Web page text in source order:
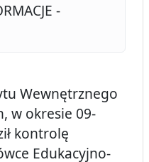
-
Wewnętrznego
w okresie 09-
kontrolę
Edukacyjno-